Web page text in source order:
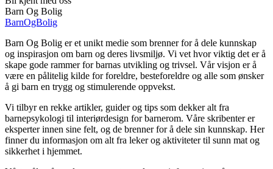
Barn Og Bolig
BarnOgBolig
Barn Og Bolig er et unikt medie som brenner for å dele kunnskap
og inspirasjon om barn og deres livsmiljø. Vi vet hvor viktig det er å
skape gode rammer for barnas utvikling og trivsel. Vår visjon er å
være en pålitelig kilde for foreldre, besteforeldre og alle som ønsker
å gi barn en trygg og stimulerende oppvekst.
Vi tilbyr en rekke artikler, guider og tips som dekker alt fra
barnepsykologi til interiørdesign for barnerom. Våre skribenter er
eksperter innen sine felt, og de brenner for å dele sin kunnskap. Her
finner du informasjon om alt fra leker og aktiviteter til sunn mat og
sikkerhet i hjemmet.